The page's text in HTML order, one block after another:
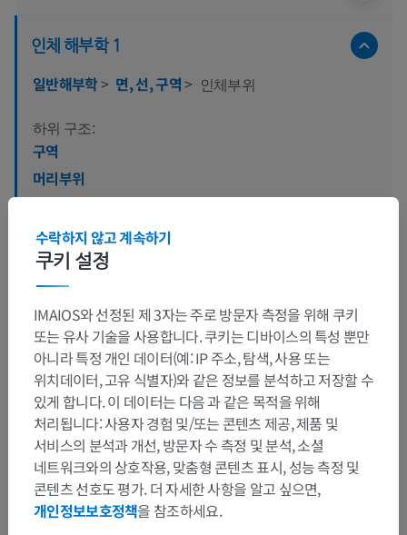
인체 해부학 1
일반해부학> 면, 선, 구역> 인체부위
하위 구조:
구역
머리부위
앞가쪽가슴부위
배부위
등부위
샅부위
팔부위
더 보기
번역
쿠키 설정
수락하지 않고 계속하기
IMAIOS와 선정된 제 3자는 주로 방문자 측정을 위해 쿠키
또는 유사 기술을 사용합니다. 쿠키는 디바이스의 특성 뿐만
아니라 특정 개인 데이터(예: IP 주소, 탐색, 사용 또는
위치데이터, 고유 식별자)와 같은 정보를 분석하고 저장할 수
있게 합니다. 이 데이터는 다음 과 같은 목적을 위해
처리됩니다: 사용자 경험 및/또는 콘텐츠 제공, 제품 및
서비스의 분석과 개선, 방문자 수 측정 및 분석, 소셜
네트워크와의 상호작용, 맞춤형 콘텐츠 표시, 성능 측정 및
콘텐츠 선호도 평가. 더 자세한 사항을 알고 싶으면,
개인정보보호정책을 참조하세요.